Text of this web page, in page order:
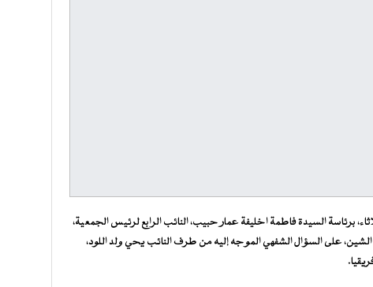
برئاسة السيدة فاطمة اخليفة عمار حبيب، النائب الرابع لرئيس الجمعية،
الشين، على السؤال الشفهي الموجه إليه من طرف النائب يحي ولد اللود،